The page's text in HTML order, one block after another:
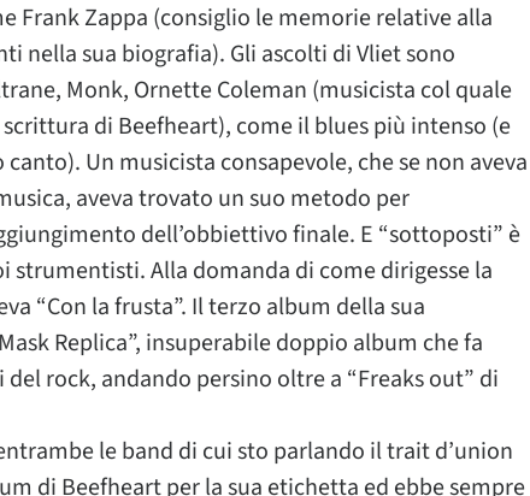
Frank Zappa (consiglio le memorie relative alla
nella sua biografia). Gli ascolti di Vliet sono
Monk, Ornette Coleman (musicista col quale
di Beefheart), come il blues più intenso (e
Un musicista consapevole, che se non aveva
aveva trovato un suo metodo per
dell’obbiettivo finale. E “sottoposti” è
Alla domanda di come dirigesse la
“Con la frusta”. Il terzo album della sua
Replica”, insuperabile doppio album che fa
rock, andando persino oltre a “Freaks out” di
le band di cui sto parlando il trait d’union
di Beefheart per la sua etichetta ed ebbe sempre